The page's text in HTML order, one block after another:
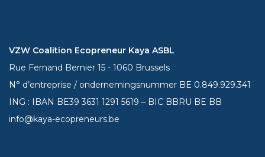
VZW Coalition Ecopreneur Kaya ASBL
Rue Fernand Bernier 15 - 1060 Brussels
N° d’entreprise / ondernemingsnummer BE 0.849.929.341
ING : IBAN BE393631 1291 5619 – BIC BBRU BE BB
info@kaya-ecopreneurs.be